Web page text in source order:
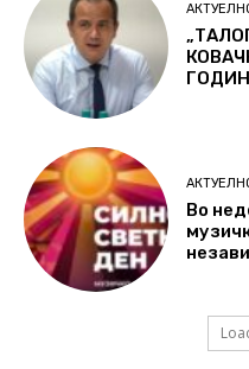
Во